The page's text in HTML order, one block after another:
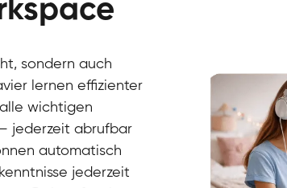
Klavier / Piano / Flügel
Klavier / Piano / Flügel
Klavier / Piano / Flügel
Klavier / Piano / Flügel
Klavier / Piano / Flügel
Klavier / Piano / Flügel
sondern auch
lernen effizienter
wichtigen
jederzeit abrufbar
automatisch
jederzeit